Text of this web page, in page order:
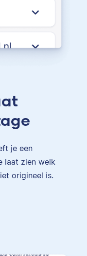
je een
laat zien welk
origineel is.